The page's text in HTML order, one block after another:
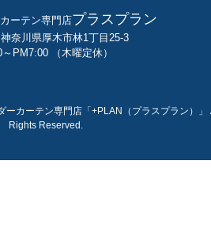
ーテン専門店プラスプラン
奈川県厚木市林1丁目25-3
PM7:00 （木曜定休）
ーカーテン専門店「+PLAN（プラスプラン）」
Rights Reserved.